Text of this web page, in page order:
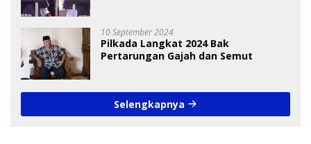
10 September 2024
Pilkada Langkat 2024 Bak
Pertarungan Gajah dan Semut
Selengkapnya